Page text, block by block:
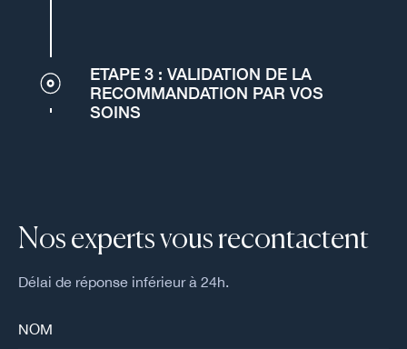
ETAPE 3 : VALIDATION DE LA
RECOMMANDATION PAR VOS
SOINS
Nos experts vous recontactent
Délai de réponse inférieur à 24h.